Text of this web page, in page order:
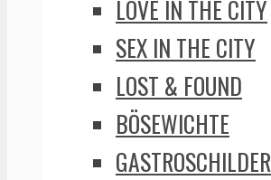
LOVE IN THE CITY
SEX IN THE CITY
LOST & FOUND
BÖSEWICHTE
GASTROSCHILDER